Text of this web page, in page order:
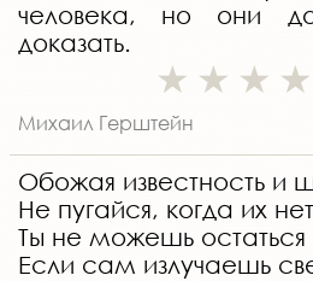
человека, но они
доказать.
Михаил Герштейн
Обожая известность и
Не пугайся, когда их
Ты не можешь остаться
Если сам излучаешь